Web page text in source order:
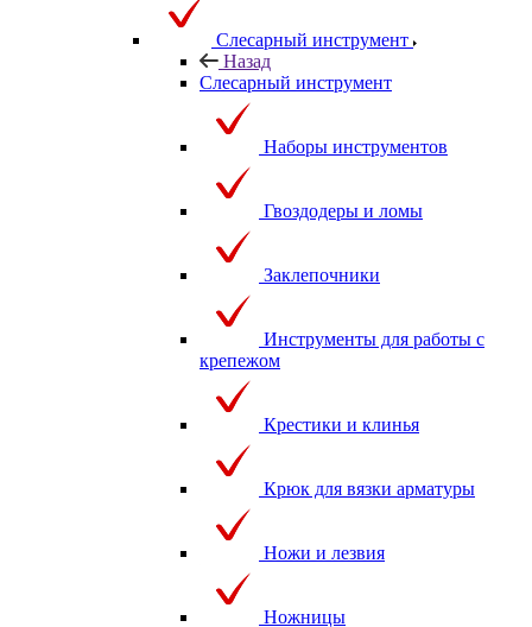
Слесарный инструмент
Назад
Слесарный инструмент
Наборы инструментов
Гвоздодеры и ломы
Заклепочники
Инструменты для работы с
крепежом
Крестики и клинья
Крюк для вязки арматуры
Ножи и лезвия
Ножницы